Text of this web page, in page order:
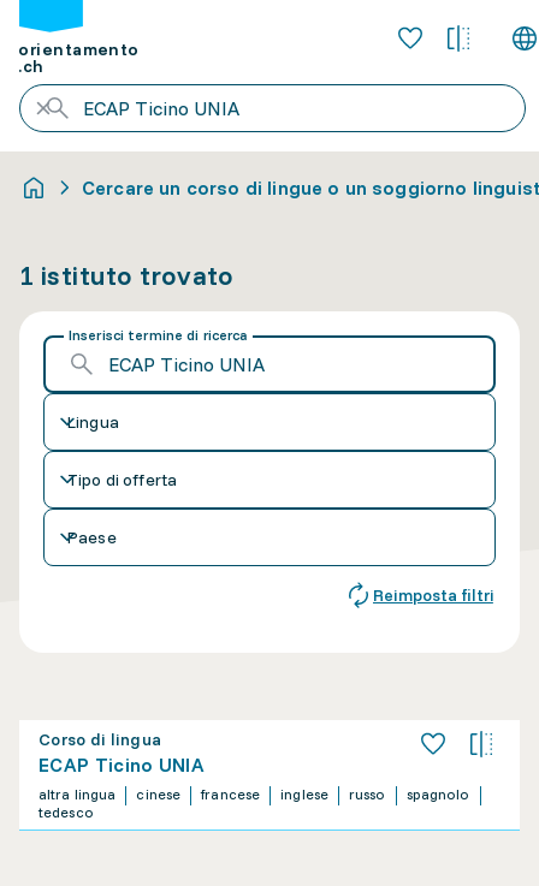
orientamento
.ch
Cercare un corso di lingue o un soggiorno
1 istituto trovato
Inserisci termine di ricerca
Lingua
Tipo di offerta
Paese
Reimposta filtri
Corso di lingua
ECAP Ticino UNIA
altra lingua cinese francese inglese russo
spagnolo
tedesco